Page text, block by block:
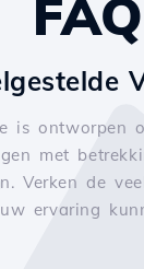
FAQ
is ontworpen
met
Verken de
ervaring